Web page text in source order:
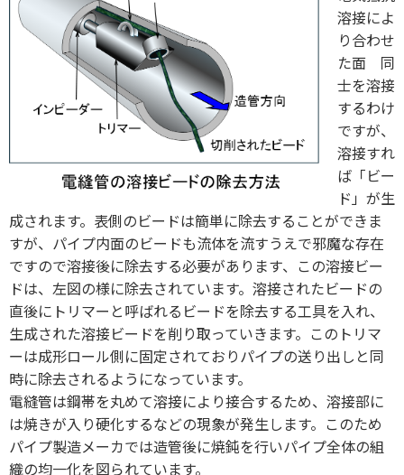
溶接によ
り合わせ
た面 同
士を溶接
するわけ
ですが、
溶接すれ
ば「ビー
ド」が生
成されます。表側のビードは簡単に除去することができま
すが、パイプ内面のビードも流体を流すうえで邪魔な存在
ですので溶接後に除去する必要があります、この溶接ビー
ドは、左図の様に除去されています。溶接されたビードの
直後にトリマーと呼ばれるビードを除去する工具を入れ、
生成された溶接ビードを削り取っていきます。このトリマ
ーは成形ロール側に固定されておりパイプの送り出しと同
時に除去されるようになっています。
電縫管は鋼帯を丸めて溶接により接合するため、溶接部に
は焼きが入り硬化するなどの現象が発生します。このため
パイプ製造メーカでは造管後に焼鈍を行いパイプ全体の組
織の均一化を図られています。